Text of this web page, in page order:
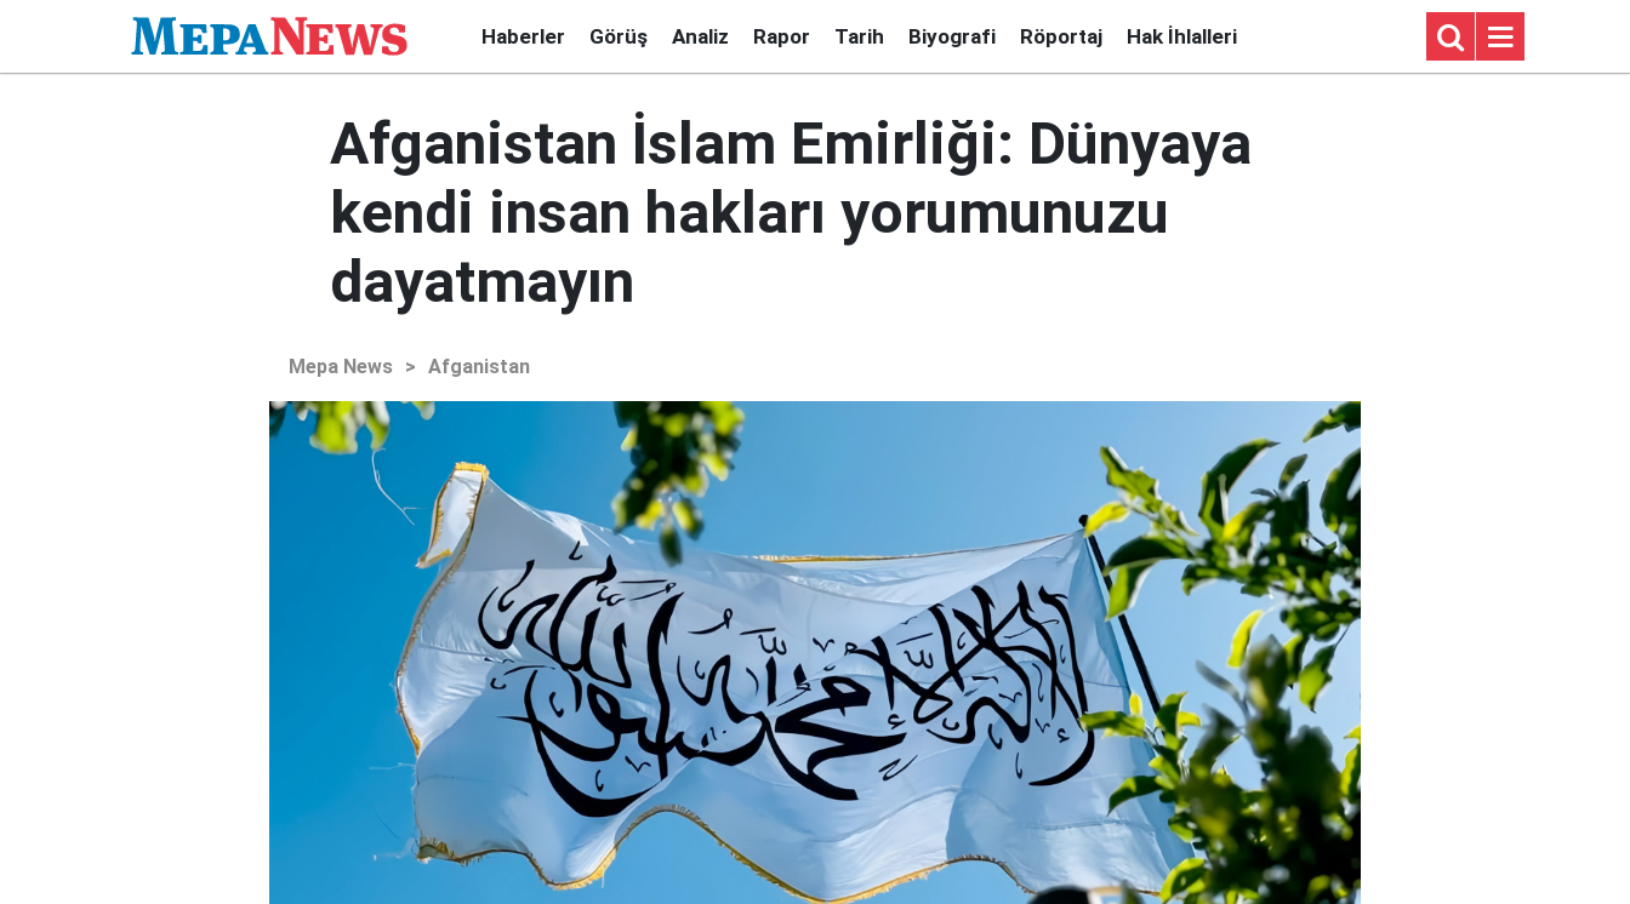
Haberler Görüş Analiz Rapor Tarih Biyografi Röportaj Hak İhlalleri
Afganistan İslam Emirliği: Dünyaya
kendi insan hakları yorumunuzu
dayatmayın
Mepa News > Afganistan